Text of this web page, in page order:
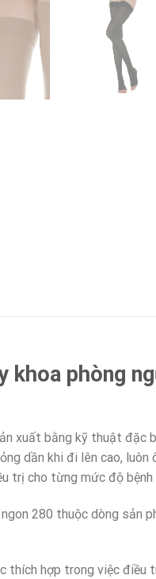
khoa phòng
xuất bằng kỹ thuật
dần khi đi lên cao,
cho từng mức độ bệnh
280 thuộc dòng
hợp trong việc điều